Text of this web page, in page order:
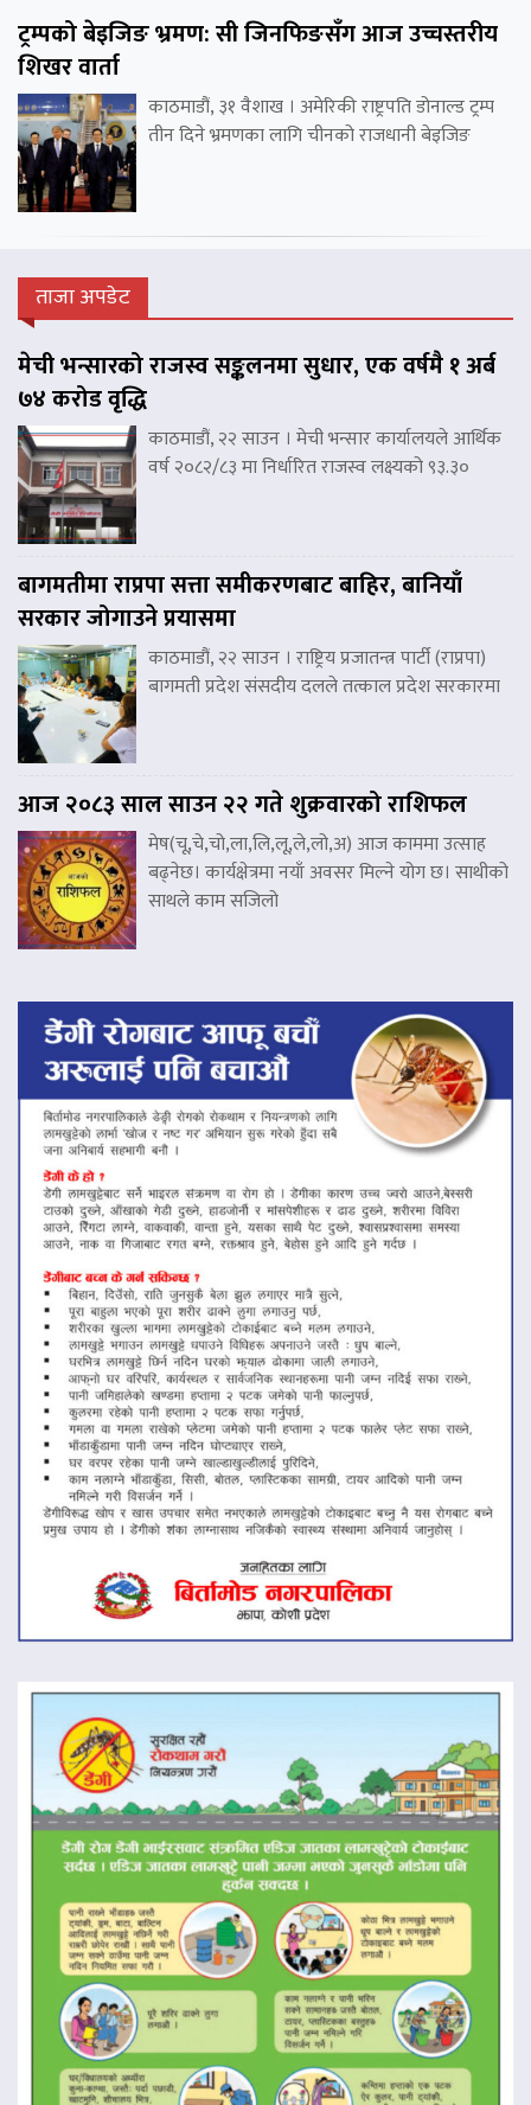
ट्रम्पको बेइजिङ भ्रमण: सी जिनफिङसँग आज उच्चस्तरीय
शिखर वार्ता
काठमाडौं, ३१ वैशाख । अमेरिकी राष्ट्रपति डोनाल्ड ट्रम्प
तीन दिने भ्रमणका लागि चीनको राजधानी बेइजिङ
ताजा अपडेट
मेची भन्सारको राजस्व सङ्कलनमा सुधार, एक वर्षमै १ अर्ब
७४ करोड वृद्धि
काठमाडौं, २२ साउन । मेची भन्सार कार्यालयले आर्थिक
वर्ष २०८२/८३ मा निर्धारित राजस्व लक्ष्यको ९३.३०
बागमतीमा राप्रपा सत्ता समीकरणबाट बाहिर, बानियाँ
सरकार जोगाउने प्रयासमा
काठमाडौं, २२ साउन । राष्ट्रिय प्रजातन्त्र पार्टी (राप्रपा)
बागमती प्रदेश संसदीय दलले तत्काल प्रदेश सरकारमा
आज २०८३ साल साउन २२ गते शुक्रवारको राशिफल
मेष(चू,चे,चो,ला,लि,लू,ले,लो,अ) आज काममा उत्साह
बढ्नेछ। कार्यक्षेत्रमा नयाँ अवसर मिल्ने योग छ। साथीको
साथले काम सजिलो